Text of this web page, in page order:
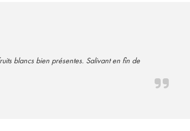
blancs bien présentes. Salivant en fin de